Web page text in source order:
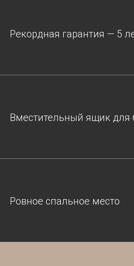
Рекордная гарантия — 5
Вместительный ящик для
Ровное спальное место